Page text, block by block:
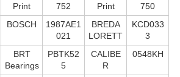
Print
752
Print
750
BOSCH
1987AE1
021
BREDA
LORETT
KCD033
3
BRT
Bearings
PBTK52
5
CALIBE
R
0548KH